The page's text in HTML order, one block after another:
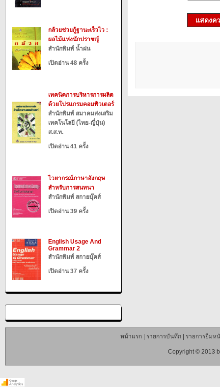
กล้วยช่วยกู้ฐานะเร็วไว :
ผลไม้แห่งนักปราชญ์
สำนักพิมพ์ น้ำฝน
เปิดอ่าน 48 ครั้ง
เทคนิคการบริหารการผลิต
ด้วยโปรแกรมคอมพิวเตอร์
สำนักพิมพ์ สมาคมส่งเสริม
เทคโนโลยี (ไทย-ญี่ปุ่น)
ส.ส.ท.
เปิดอ่าน 41 ครั้ง
ไวยากรณ์ภาษาอังกฤษ
สำหรับการสนทนา
สำนักพิมพ์ สกายบุ๊คส์
เปิดอ่าน 39 ครั้ง
English Usage And
Grammar 2
สำนักพิมพ์ สกายบุ๊คส์
เปิดอ่าน 37 ครั้ง
แสดงค
หน้าแรก| รายการบันทึก| รายการยืมห
Copyright © 2013